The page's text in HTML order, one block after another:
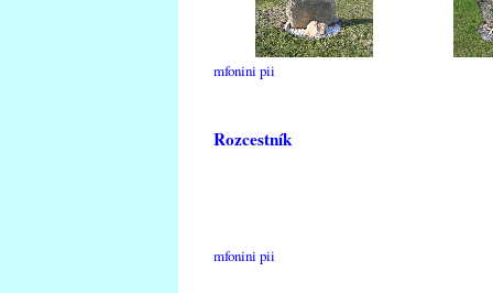
mfonini pii
Rozcestník
mfonini pii